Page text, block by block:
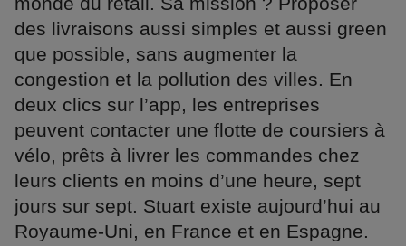
des livraisons aussi simples et aussi green
que possible, sans augmenter la
congestion et la pollution des villes. En
deux clics sur l’app, les entreprises
peuvent contacter une flotte de coursiers à
vélo, prêts à livrer les commandes chez
leurs clients en moins d’une heure, sept
jours sur sept. Stuart existe aujourd’hui au
Royaume-Uni, en France et en Espagne.